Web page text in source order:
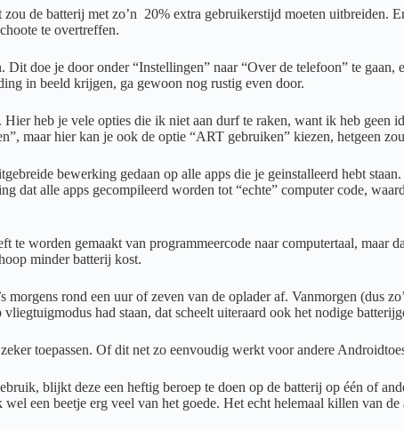
de batterij met zo’n 20% extra gebruikerstijd moeten uitbreiden.
te overtreffen.
doe je door onder “Instellingen” naar “Over de telefoon” te
in beeld krijgen, ga gewoon nog rustig even door.
heb je vele opties die ik niet aan durf te raken, want ik heb geen
maar hier kan je ook de optie “ART gebruiken” kiezen, hetgeen
bewerking gedaan op alle apps die je geinstalleerd hebt
dat alle apps gecompileerd worden tot “echte” computer code,
worden gemaakt van programmeercode naar computertaal, maar
minder batterij kost.
rond een uur of zeven van de oplader af. Vanmorgen (dus
had staan, dat scheelt uiteraard ook het nodige
toepassen. Of dit net zo eenvoudig werkt voor andere
blijkt deze een heftig beroep te doen op de batterij op één of
een beetje erg veel van het goede. Het echt helemaal killen van